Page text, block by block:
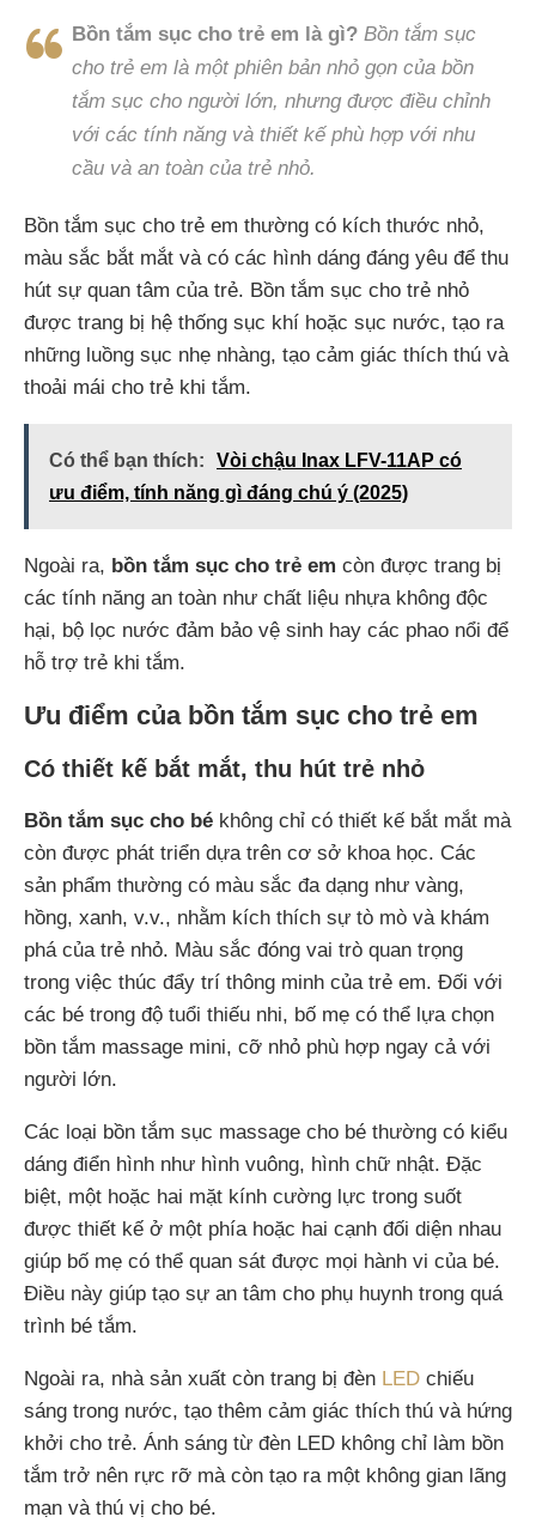
Bồn tắm sục cho trẻ em là gì? Bồn tắm sục
cho trẻ em là một phiên bản nhỏ gọn của bồn
tắm sục cho người lớn, nhưng được điều chỉnh
với các tính năng và thiết kế phù hợp với nhu
cầu và an toàn của trẻ nhỏ.
Bồn tắm sục cho trẻ em thường có kích thước nhỏ,
màu sắc bắt mắt và có các hình dáng đáng yêu để thu
hút sự quan tâm của trẻ. Bồn tắm sục cho trẻ nhỏ
được trang bị hệ thống sục khí hoặc sục nước, tạo ra
những luồng sục nhẹ nhàng, tạo cảm giác thích thú và
thoải mái cho trẻ khi tắm.
Có thể bạn thích:
Vòi chậu Inax LFV-11AP có
ưu điểm, tính năng gì đáng chú ý (2025)
Ngoài ra, bồn tắm sục cho trẻ em còn được trang bị
các tính năng an toàn như chất liệu nhựa không độc
hại, bộ lọc nước đảm bảo vệ sinh hay các phao nổi để
hỗ trợ trẻ khi tắm.
Ưu điểm của bồn tắm sục cho trẻ em
Có thiết kế bắt mắt, thu hút trẻ nhỏ
Bồn tắm sục cho bé không chỉ có thiết kế bắt mắt mà
còn được phát triển dựa trên cơ sở khoa học. Các
sản phẩm thường có màu sắc đa dạng như vàng,
hồng, xanh, v.v., nhằm kích thích sự tò mò và khám
phá của trẻ nhỏ. Màu sắc đóng vai trò quan trọng
trong việc thúc đẩy trí thông minh của trẻ em. Đối với
các bé trong độ tuổi thiếu nhi, bố mẹ có thể lựa chọn
bồn tắm massage mini, cỡ nhỏ phù hợp ngay cả với
người lớn.
Các loại bồn tắm sục massage cho bé thường có kiểu
dáng điển hình như hình vuông, hình chữ nhật. Đặc
biệt, một hoặc hai mặt kính cường lực trong suốt
được thiết kế ở một phía hoặc hai cạnh đối diện nhau
giúp bố mẹ có thể quan sát được mọi hành vi của bé.
Điều này giúp tạo sự an tâm cho phụ huynh trong quá
trình bé tắm.
Ngoài ra, nhà sản xuất còn trang bị đèn LED chiếu
sáng trong nước, tạo thêm cảm giác thích thú và hứng
khởi cho trẻ. Ánh sáng từ đèn LED không chỉ làm bồn
tắm trở nên rực rỡ mà còn tạo ra một không gian lãng
mạn và thú vị cho bé.